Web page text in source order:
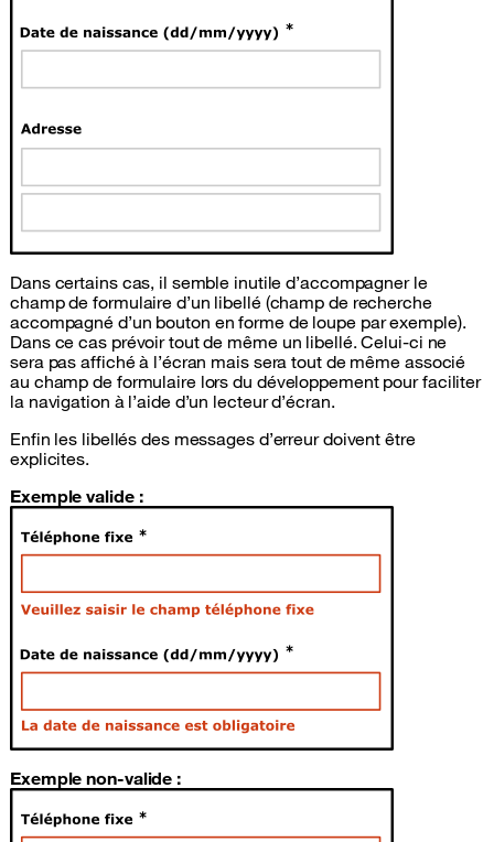
Dans certains cas, il semble inutile d’accompagner le
champ de formulaire d’un libellé (champ de recherche
accompagné d’un bouton en forme de loupe par exemple).
Dans ce cas prévoir tout de même un libellé. Celui-ci ne
sera pas affiché à l’écran mais sera tout de même associé
au champ de formulaire lors du développement pour faciliter
la navigation à l’aide d’un lecteur d’écran.
Enfin les libellés des messages d’erreur doivent être
explicites.
Exemple valide :
Exemple non-valide :